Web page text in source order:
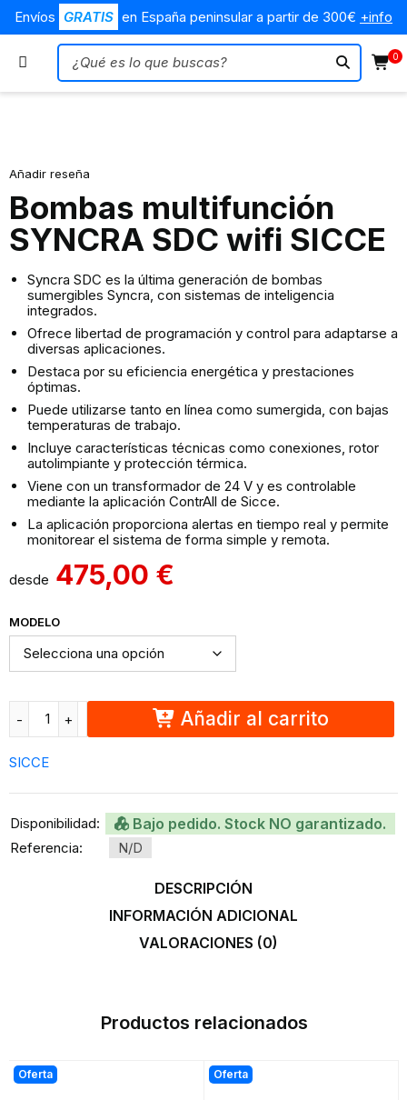
Envíos GRATIS en España peninsular a partir de 300€ +info
0
Añadir reseña
Bombas multifunción
SYNCRA SDC wifi SICCE
Syncra SDC es la última generación de bombas
sumergibles Syncra, con sistemas de inteligencia
integrados.
Ofrece libertad de programación y control para adaptarse a
diversas aplicaciones.
Destaca por su eficiencia energética y prestaciones
óptimas.
Puede utilizarse tanto en línea como sumergida, con bajas
temperaturas de trabajo.
Incluye características técnicas como conexiones, rotor
autolimpiante y protección térmica.
Viene con un transformador de 24 V y es controlable
mediante la aplicación ContrAll de Sicce.
La aplicación proporciona alertas en tiempo real y permite
monitorear el sistema de forma simple y remota.
desde 475,00 €
MODELO
Añadir al carrito
SICCE
Disponibilidad: Bajo pedido. Stock NO garantizado.
Referencia: N/D
DESCRIPCIÓN
INFORMACIÓN ADICIONAL
VALORACIONES (0)
Productos relacionados
Oferta Oferta